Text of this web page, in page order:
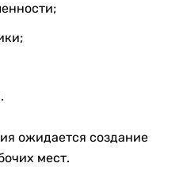
ожидается создание
мест.